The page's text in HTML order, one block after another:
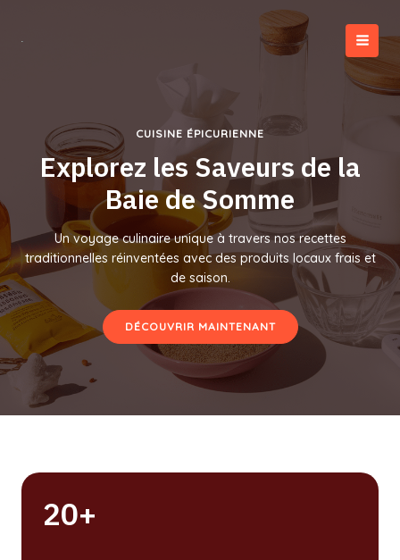
CUISINE ÉPICURIENNE
Explorez les Saveurs de la
Baie de Somme
Un voyage culinaire unique à travers nos recettes
traditionnelles réinventées avec des produits locaux frais et
de saison.
DÉCOUVRIR MAINTENANT
20+